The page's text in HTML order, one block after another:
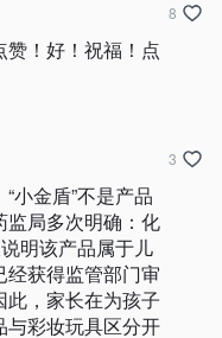
！好！祝福！点
8
小金盾”不是产品
监局多次明确：化
明该产品属于儿
获得监管部门审
，家长在为孩子
与彩妆玩具区分开
3